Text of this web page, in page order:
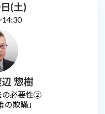
(土)
14:30
惣樹
の必要性②
の欺瞞」